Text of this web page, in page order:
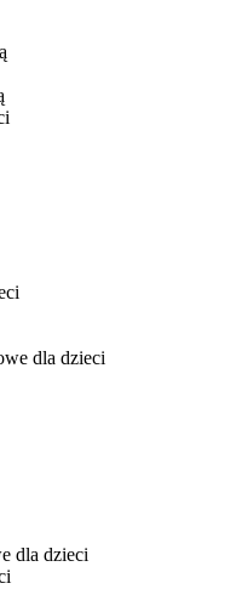
dla dzieci
dla dzieci